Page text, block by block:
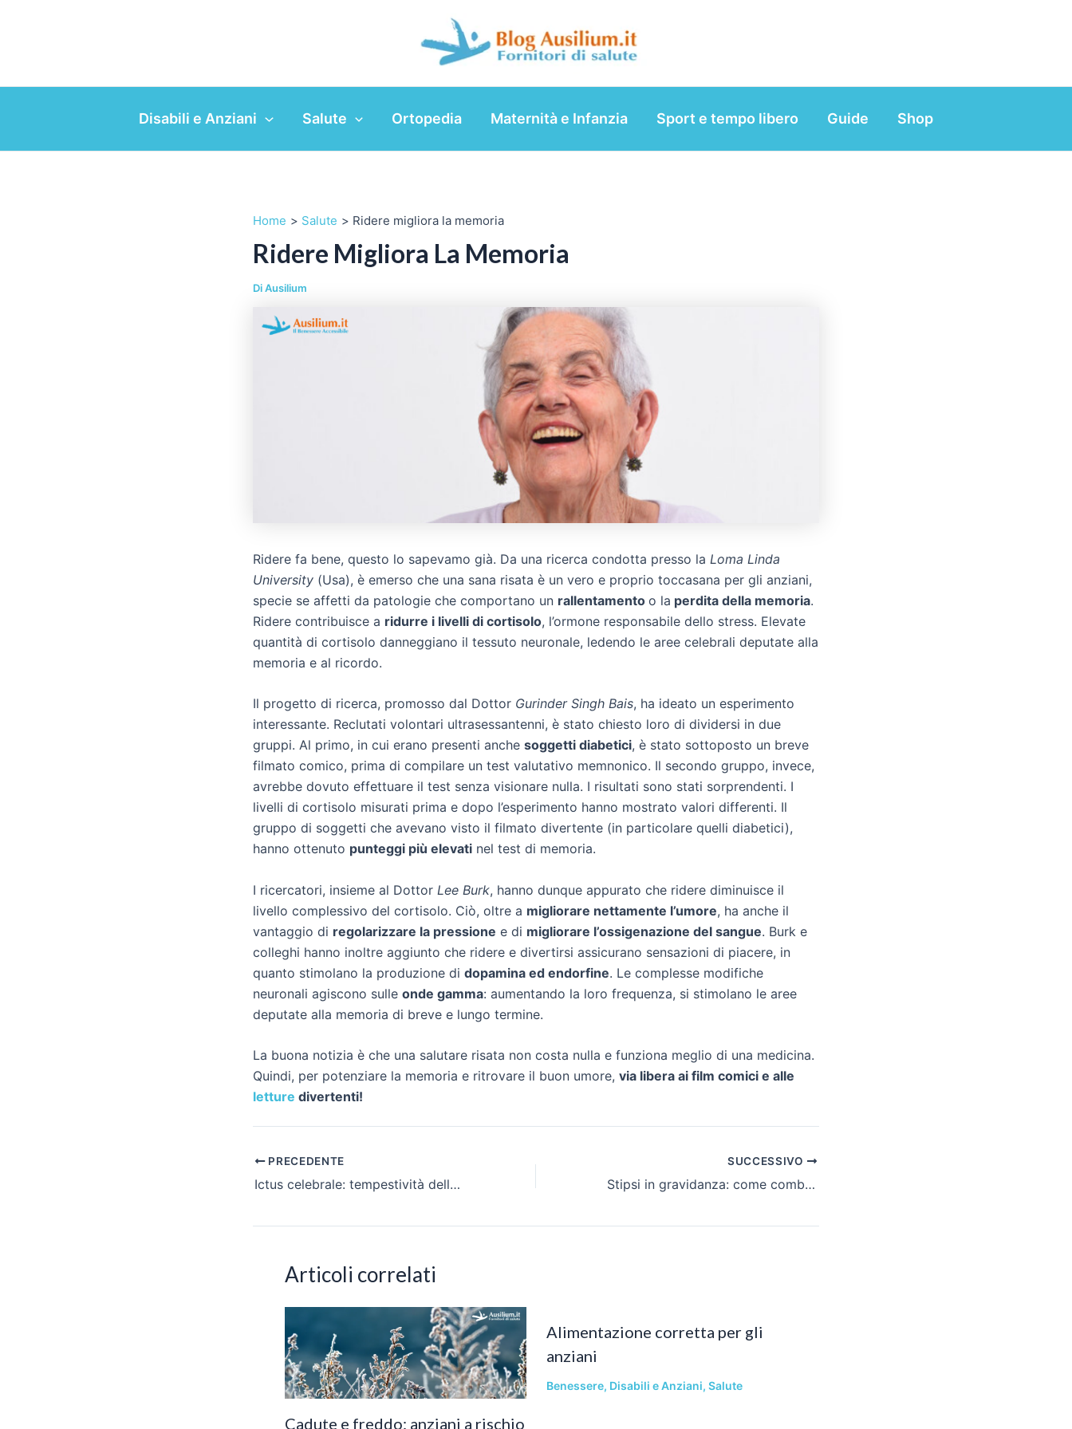
Disabili e Anziani Salute Ortopedia Maternità e Infanzia Sport e tempo libero Guide Shop
Home Salute Ridere migliora la memoria
Ridere Migliora La Memoria
DiAusilium
Ridere fa bene, questo lo sapevamo già. Da una ricerca condotta presso la Loma Linda
University (Usa), è emerso che una sana risata è un vero e proprio toccasana per gli anziani,
specie se affetti da patologie che comportano un rallentamento o la perdita della memoria.
Ridere contribuisce a ridurre i livelli di cortisolo, l’ormone responsabile dello stress. Elevate
quantità di cortisolo danneggiano il tessuto neuronale, ledendo le aree celebrali deputate alla
memoria e al ricordo.
Il progetto di ricerca, promosso dal Dottor Gurinder Singh Bais, ha ideato un esperimento
interessante. Reclutati volontari ultrasessantenni, è stato chiesto loro di dividersi in due
gruppi. Al primo, in cui erano presenti anche soggetti diabetici, è stato sottoposto un breve
filmato comico, prima di compilare un test valutativo memnonico. Il secondo gruppo, invece,
avrebbe dovuto effettuare il test senza visionare nulla. I risultati sono stati sorprendenti. I
livelli di cortisolo misurati prima e dopo l’esperimento hanno mostrato valori differenti. Il
gruppo di soggetti che avevano visto il filmato divertente (in particolare quelli diabetici),
hanno ottenuto punteggi più elevati nel test di memoria.
I ricercatori, insieme al Dottor Lee Burk, hanno dunque appurato che ridere diminuisce il
livello complessivo del cortisolo. Ciò, oltre a migliorare nettamente l’umore, ha anche il
vantaggio di regolarizzare la pressione e di migliorare l’ossigenazione del sangue. Burk e
colleghi hanno inoltre aggiunto che ridere e divertirsi assicurano sensazioni di piacere, in
quanto stimolano la produzione di dopamina ed endorfine. Le complesse modifiche
neuronali agiscono sulle onde gamma: aumentando la loro frequenza, si stimolano le aree
deputate alla memoria di breve e lungo termine.
La buona notizia è che una salutare risata non costa nulla e funziona meglio di una medicina.
Quindi, per potenziare la memoria e ritrovare il buon umore, via libera ai film comici e alle
letture divertenti!
Navigazione
articoli
PRECEDENTE
Ictus celebrale: tempestività della diagnosi e riabilitazione
SUCCESSIVO
Stipsi in gravidanza: come combatterla?
Articoli correlati
Cadute e freddo: anziani a rischio
Alimentazione corretta per gli
anziani
Benessere, Disabili e Anziani, Salute